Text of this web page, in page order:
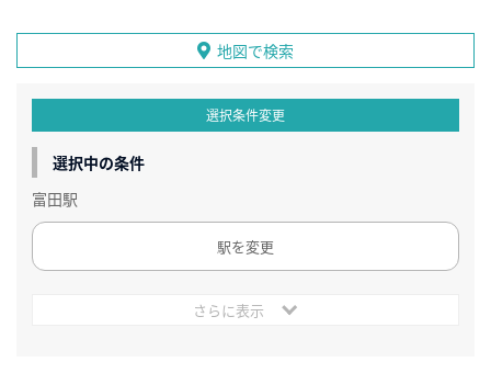
地図で検索
選択条件変更
選択中の条件
富田駅
駅を変更
さらに表示